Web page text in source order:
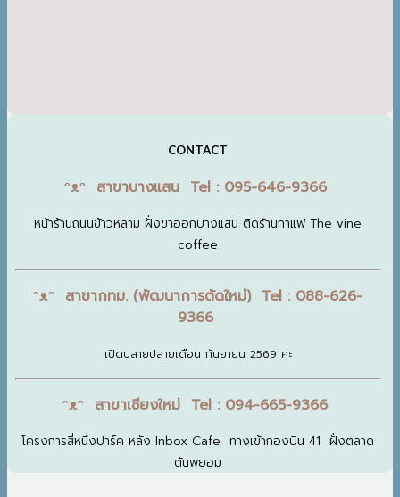
CONTACT
ᵔᴥᵔ สาขาบางแสน Tel : 095-646-9366
หน้าร้านถนนข้าวหลาม ฝั่งขาออกบางแสน ติดร้านกาแฟ The vine
coffee
ᵔᴥᵔ สาขากทม. (พัฒนาการตัดใหม่) Tel : 088-626-
9366
เปิดปลายปลายเดือน กันยายน 2569 ค่ะ
ᵔᴥᵔ สาขาเชียงใหม่ Tel : 094-665-9366
โครงการสี่หนึ่งปาร์ค หลัง Inbox Cafe ทางเข้ากองบิน 41 ฝั่งตลาด
ต้นพยอม